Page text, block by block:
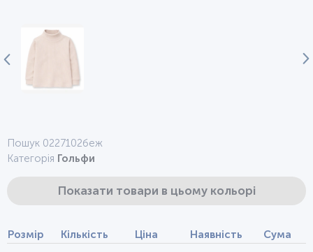
Пошук 0227102беж
Категорія Гольфи
Показати товари в цьому кольорі
Розмір Кількість Ціна Наявність Сума